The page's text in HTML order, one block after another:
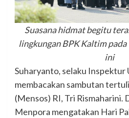
Suasana hidmat begitu
lingkungan BPK Kaltim
ini
Suharyanto, selaku Inspektur
membacakan sambutan
(Mensos) RI, Tri Rismaharini.
Menpora mengatakan Hari